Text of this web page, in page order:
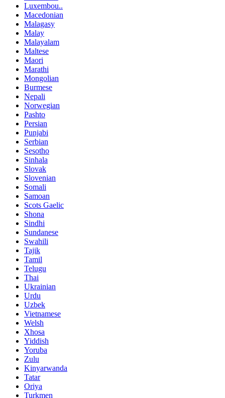
Luxembou..
Macedonian
Malagasy
Malay
Malayalam
Maltese
Maori
Marathi
Mongolian
Burmese
Nepali
Norwegian
Pashto
Persian
Punjabi
Serbian
Sesotho
Sinhala
Slovak
Slovenian
Somali
Samoan
Scots Gaelic
Shona
Sindhi
Sundanese
Swahili
Tajik
Tamil
Telugu
Thai
Ukrainian
Urdu
Uzbek
Vietnamese
Welsh
Xhosa
Yiddish
Yoruba
Zulu
Kinyarwanda
Tatar
Oriya
Turkmen